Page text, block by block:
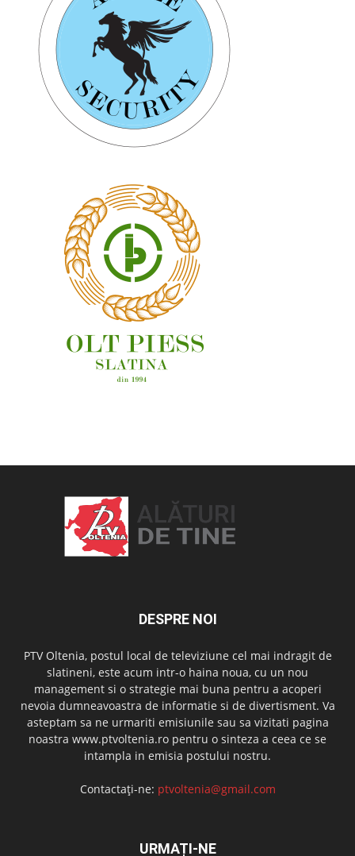
DESPRE NOI
PTV Oltenia, postul local de televiziune cel mai indragit de
slatineni, este acum intr-o haina noua, cu un nou
management si o strategie mai buna pentru a acoperi
nevoia dumneavoastra de informatie si de divertisment. Va
asteptam sa ne urmariti emisiunile sau sa vizitati pagina
noastra www.ptvoltenia.ro pentru o sinteza a ceea ce se
intampla in emisia postului nostru.
Contactați-ne: ptvoltenia@gmail.com
URMAȚI-NE